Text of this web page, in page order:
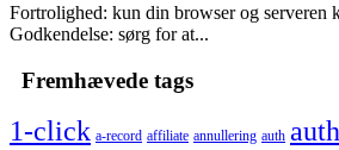
Fortrolighed: kun din browser og serveren
Godkendelse: sørg for at...
Fremhævede tags
1-click a-record affiliate annullering auth